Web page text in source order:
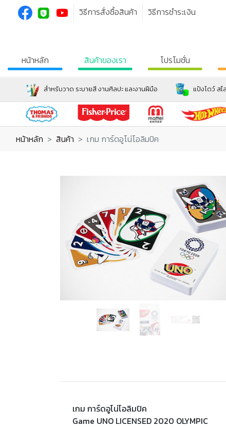
วิธีการสั่งซื้อสินค้า วิธีการชำระเงิน
หน้าหลัก สินค้าของเรา โปรโมชั่น
สำหรับวาด ระบายสี งานศิลปะ และงานฝีมือ แป้งโดว์ ส
หน้าหลัก สินค้า เกม การ์ดอูโน่โอลิมปิค
เกม การ์ดอูโน่โอลิมปิค
Game UNO LICENSED 2020 OLYMPIC